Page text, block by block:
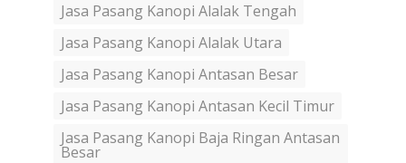
Jasa Pasang Kanopi Alalak Tengah
Jasa Pasang Kanopi Alalak Utara
Jasa Pasang Kanopi Antasan Besar
Jasa Pasang Kanopi Antasan Kecil Timur
Jasa Pasang Kanopi Baja Ringan Antasan
Besar